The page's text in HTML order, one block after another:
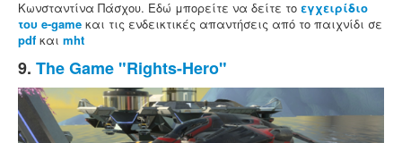
Κωνσταντίνα Πάσχου. Εδώ μπορείτε να δείτε το εγχειρίδιο
του e-game και τις ενδεικτικές απαντήσεις από το παιχνίδι σε
pdf και mht
9. The Game "Rights-Hero"